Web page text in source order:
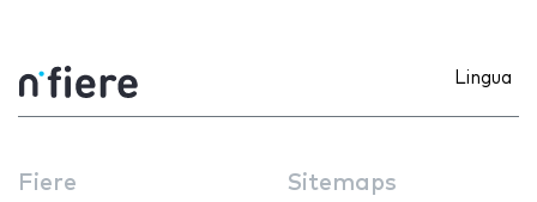
Lingua
Fiere Sitemaps